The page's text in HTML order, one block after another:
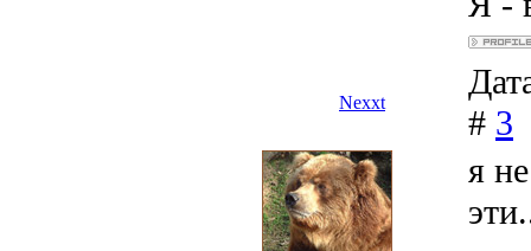
Nexxt
# 3
я